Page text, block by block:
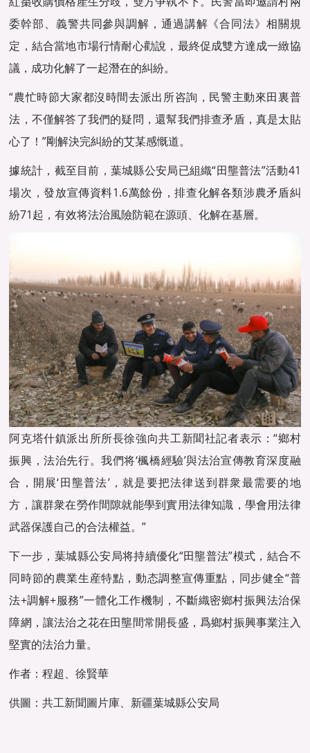
委幹部、義警共同參與調解，通過講解《合同法》相關規
定，結合當地市場行情耐心勸說，最終促成雙方達成一緻協
議，成功化解了一起潛在的糾紛。
“農忙時節大家都沒時間去派出所咨詢，民警主動來田裏普
法，不僅解答了我們的疑問，還幫我們排查矛盾，真是太貼
心了！”剛解決完糾紛的艾某感慨道。
據統計，截至目前，葉城縣公安局已組織“田壟普法”活動41
場次，發放宣傳資料1.6萬餘份，排查化解各類涉農矛盾糾
紛71起，有效将法治風險防範在源頭、化解在基層。
阿克塔什鎮派出所所長徐強向共工新聞社記者表示：“鄉村
振興，法治先行。我們将‘楓橋經驗’與法治宣傳教育深度融
合，開展‘田壟普法’，就是要把法律送到群衆最需要的地
方，讓群衆在勞作間隙就能學到實用法律知識，學會用法律
武器保護自己的合法權益。”
下一步，葉城縣公安局将持續優化“田壟普法”模式，結合不
同時節的農業生産特點，動态調整宣傳重點，同步健全“普
法+調解+服務”一體化工作機制，不斷織密鄉村振興法治保
障網，讓法治之花在田壟間常開長盛，爲鄉村振興事業注入
堅實的法治力量。
作者：程超、徐賢華
供圖：共工新聞圖片庫、新疆葉城縣公安局